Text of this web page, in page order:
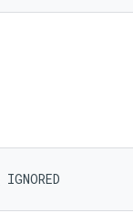
IGNORED